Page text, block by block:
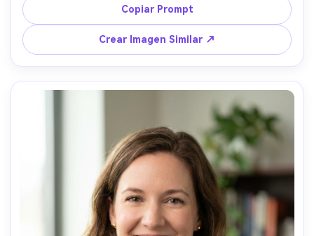
cálidos; luz principal suave y luz de borde controlada;
Nikon D850, 85mm f/1.4, bokeh suave; encuadre pecho
arriba, turno tres cuartos; ambiente: elegante y segura;
textura de piel realista, brillo detallado de cabello, alta
resolución, enfoque nítido --ar 4:5
Copiar Prompt
Crear Imagen Similar ↗